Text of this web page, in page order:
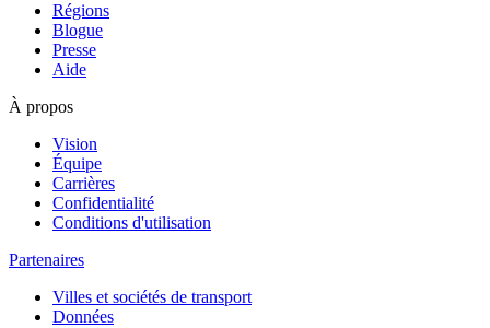
Régions
Blogue
Presse
Aide
À propos
Vision
Équipe
Carrières
Confidentialité
Conditions d'utilisation
Partenaires
Villes et sociétés de transport
Données